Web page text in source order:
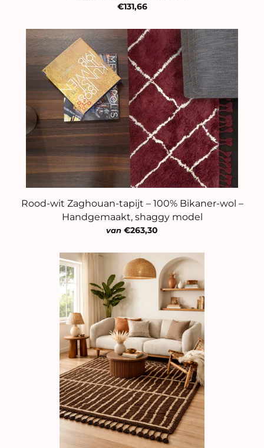
€131,66
Rood-wit Zaghouan-tapijt – 100% Bikaner-wol –
Handgemaakt, shaggy model
van €263,30